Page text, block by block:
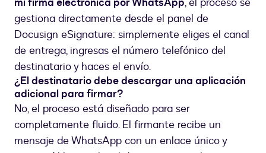
gestiona directamente desde el panel de
Docusign eSignature: simplemente eliges el canal
de entrega, ingresas el número telefónico del
destinatario y haces el envío.
¿El destinatario debe descargar una aplicación
adicional para firmar?
No, el proceso está diseñado para ser
completamente fluido. El firmante recibe un
mensaje de WhatsApp con un enlace único y